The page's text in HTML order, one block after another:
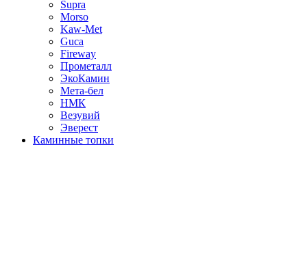
Supra
Morso
Kaw-Met
Guca
Fireway
Прометалл
ЭкоКамин
Мета-бел
НМК
Везувий
Эверест
Каминные топки